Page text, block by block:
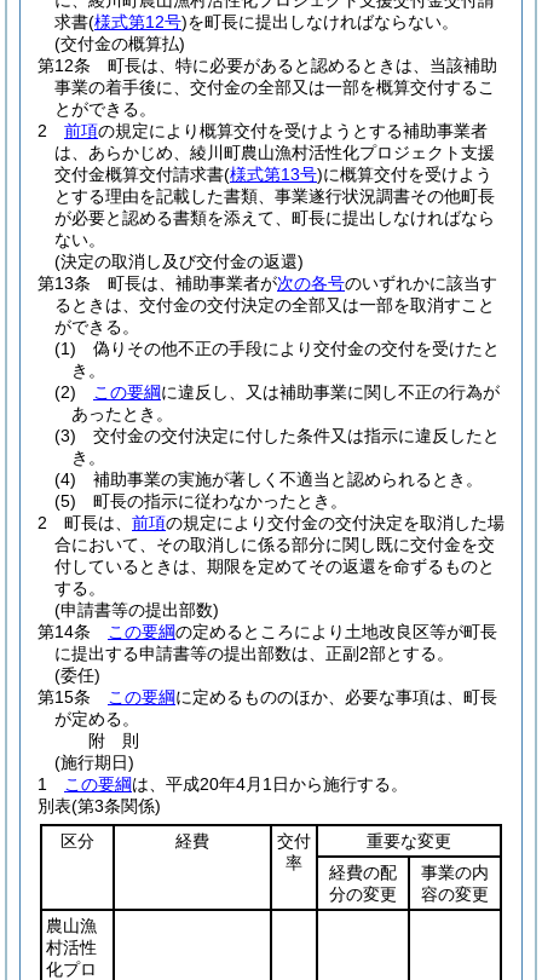
求書(様式第12号)を町長に提出しなければならない。
(交付金の概算払)
第12条
町長は、特に必要があると認めるときは、当該補助
事業の着手後に、交付金の全部又は一部を概算交付するこ
とができる。
2
前項の規定により概算交付を受けようとする補助事業者
は、あらかじめ、綾川町農山漁村活性化プロジェクト支援
交付金概算交付請求書(様式第13号)に概算交付を受けよう
とする理由を記載した書類、事業遂行状況調書その他町長
が必要と認める書類を添えて、町長に提出しなければなら
ない。
(決定の取消し及び交付金の返還)
第13条
町長は、補助事業者が次の各号のいずれかに該当す
るときは、交付金の交付決定の全部又は一部を取消すこと
ができる。
(1)
偽りその他不正の手段により交付金の交付を受けたと
き。
(2)
この要綱に違反し、又は補助事業に関し不正の行為が
あったとき。
(3)
交付金の交付決定に付した条件又は指示に違反したと
き。
(4)
補助事業の実施が著しく不適当と認められるとき。
(5)
町長の指示に従わなかったとき。
2
町長は、 前項の規定により交付金の交付決定を取消した場
合において、その取消しに係る部分に関し既に交付金を交
付しているときは、期限を定めてその返還を命ずるものと
する。
(申請書等の提出部数)
第14条
この要綱の定めるところにより土地改良区等が町長
に提出する申請書等の提出部数は、正副2部とする。
(委任)
第15条
この要綱に定めるもののほか、必要な事項は、町長
が定める。
附 則
(施行期日)
1
この要綱は、平成20年4月1日から施行する。
別表(第3条関係)
区分
経費
交付
率
重要な変更
経費の配
分の変更
事業の内
容の変更
農山漁
村活性
化プロ